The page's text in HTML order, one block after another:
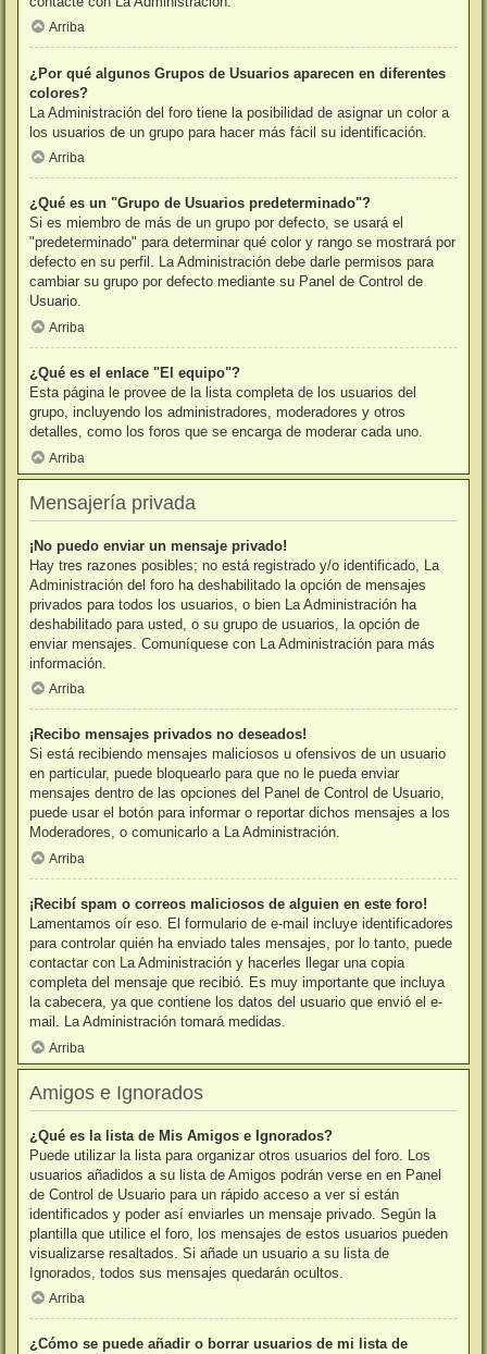
Arriba
¿Por qué algunos Grupos de Usuarios aparecen en diferentes
colores?
La Administración del foro tiene la posibilidad de asignar un color a
los usuarios de un grupo para hacer más fácil su identificación.
Arriba
¿Qué es un "Grupo de Usuarios predeterminado"?
Si es miembro de más de un grupo por defecto, se usará el
"predeterminado" para determinar qué color y rango se mostrará por
defecto en su perfil. La Administración debe darle permisos para
cambiar su grupo por defecto mediante su Panel de Control de
Usuario.
Arriba
¿Qué es el enlace "El equipo"?
Esta página le provee de la lista completa de los usuarios del
grupo, incluyendo los administradores, moderadores y otros
detalles, como los foros que se encarga de moderar cada uno.
Arriba
Mensajería privada
¡No puedo enviar un mensaje privado!
Hay tres razones posibles; no está registrado y/o identificado, La
Administración del foro ha deshabilitado la opción de mensajes
privados para todos los usuarios, o bien La Administración ha
deshabilitado para usted, o su grupo de usuarios, la opción de
enviar mensajes. Comuníquese con La Administración para más
información.
Arriba
¡Recibo mensajes privados no deseados!
Si está recibiendo mensajes maliciosos u ofensivos de un usuario
en particular, puede bloquearlo para que no le pueda enviar
mensajes dentro de las opciones del Panel de Control de Usuario,
puede usar el botón para informar o reportar dichos mensajes a los
Moderadores, o comunicarlo a La Administración.
Arriba
¡Recibí spam o correos maliciosos de alguien en este foro!
Lamentamos oír eso. El formulario de e-mail incluye identificadores
para controlar quién ha enviado tales mensajes, por lo tanto, puede
contactar con La Administración y hacerles llegar una copia
completa del mensaje que recibió. Es muy importante que incluya
la cabecera, ya que contiene los datos del usuario que envió el e-
mail. La Administración tomará medidas.
Arriba
Amigos e Ignorados
¿Qué es la lista de Mis Amigos e Ignorados?
Puede utilizar la lista para organizar otros usuarios del foro. Los
usuarios añadidos a su lista de Amigos podrán verse en en Panel
de Control de Usuario para un rápido acceso a ver si están
identificados y poder así enviarles un mensaje privado. Según la
plantilla que utilice el foro, los mensajes de estos usuarios pueden
visualizarse resaltados. Si añade un usuario a su lista de
Ignorados, todos sus mensajes quedarán ocultos.
Arriba
¿Cómo se puede añadir o borrar usuarios de mi lista de